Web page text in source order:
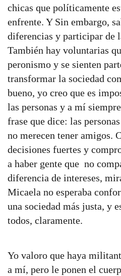
chicas que políticamente
enfrente. Y Sin embargo,
diferencias y participar de
También hay voluntarias
peronismo y se sienten
transformar la sociedad
bueno, yo creo que es
las personas y a mí
frase que dice: las
no merecen tener amigos.
decisiones fuertes y
a haber gente que no
diferencia de intereses,
Micaela no esperaba
una sociedad más justa, y
todos, claramente.
Yo valoro que haya
a mí, pero le ponen el